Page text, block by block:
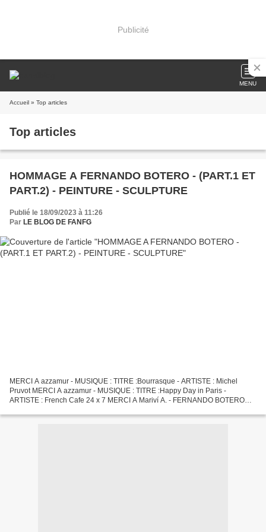
Publicité
MENU
Accueil » Top articles
Top articles
HOMMAGE A FERNANDO BOTERO - (PART.1 ET
PART.2) - PEINTURE - SCULPTURE
Publié le 18/09/2023 à 11:26
Par LE BLOG DE FANFG
MERCI A azzamur - MUSIQUE : TITRE :Bourrasque - ARTISTE : Michel
Pruvot MERCI A azzamur - MUSIQUE : TITRE :Happy Day in Paris -
ARTISTE : French Cafe 24 x 7 MERCI A Mariví A. - FERNANDO BOTERO